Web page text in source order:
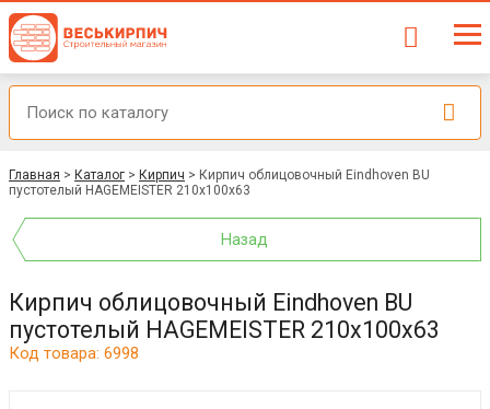
Главная > Каталог > Кирпич > Кирпич облицовочный Eindhoven BU
пустотелый HAGEMEISTER 210x100x63
Назад
Кирпич облицовочный Eindhoven BU
пустотелый HAGEMEISTER 210x100x63
Код товара: 6998